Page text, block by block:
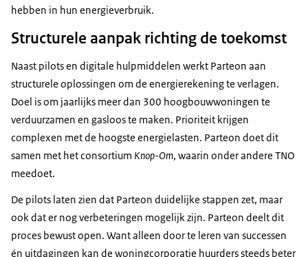
hebben in hun energieverbruik.
Structurele aanpak richting de toekomst
Naast pilots en digitale hulpmiddelen werkt Parteon aan
structurele oplossingen om de energierekening te verlagen.
Doel is om jaarlijks meer dan 300 hoogbouwwoningen te
verduurzamen en gasloos te maken. Prioriteit krijgen
complexen met de hoogste energielasten. Parteon doet dit
samen met het consortium Knop-Om, waarin onder andere TNO
meedoet.
De pilots laten zien dat Parteon duidelijke stappen zet, maar
ook dat er nog verbeteringen mogelijk zijn. Parteon deelt dit
proces bewust open. Want alleen door te leren van successen
én uitdagingen kan de woningcorporatie huurders steeds beter